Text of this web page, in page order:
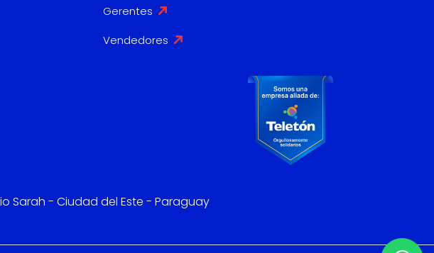
Gerentes
Vendedores
Sarah - Ciudad del Este - Paraguay